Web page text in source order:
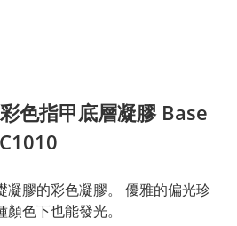
色指甲底層凝膠 Base
凝膠的彩色凝膠。 優雅的偏光珍
色下也能發光。